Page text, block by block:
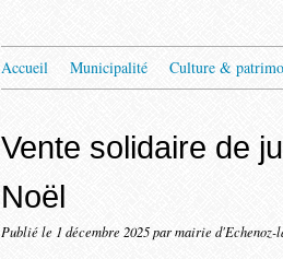
Accueil Municipalité Culture &
Vente solidaire de
Noël
Publié le 1 décembre 2025par mairie d'Echenoz-